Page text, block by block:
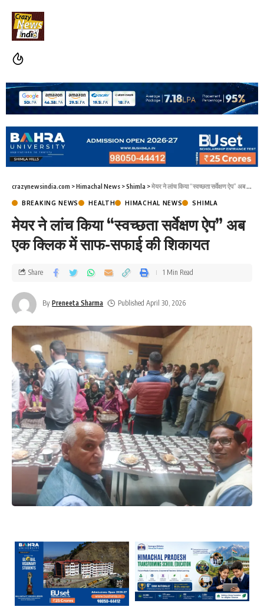
crazynewsindia.com >Himachal News >Shimla >मेयर ने लांच किया “स्वच्छता सर्वेक्षण ऐप” अब एक क्लिक में साफ-सफाई की शिकायत
BREAKING NEWS HEALTH HIMACHAL NEWS SHIMLA
मेयर ने लांच किया “स्वच्छता सर्वेक्षण ऐप” अब
एक क्लिक में साफ-सफाई की शिकायत
By Preneeta Sharma Published April 30, 2026
Share 1 Min Read